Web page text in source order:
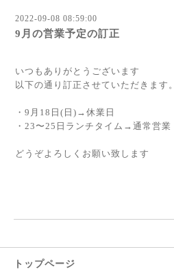
2022-09-08 08:59:00
9月の営業予定の訂正
いつもありがとうございます
以下の通り訂正させていただきます。
・9月18日(日)→休業日
・23〜25日ランチタイム→通常営業
どうぞよろしくお願い致します
トップページ